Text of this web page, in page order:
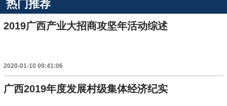
热门推荐
2019广西产业大招商攻坚年活动综述
2020-01-10 09:41:06
广西2019年度发展村级集体经济纪实